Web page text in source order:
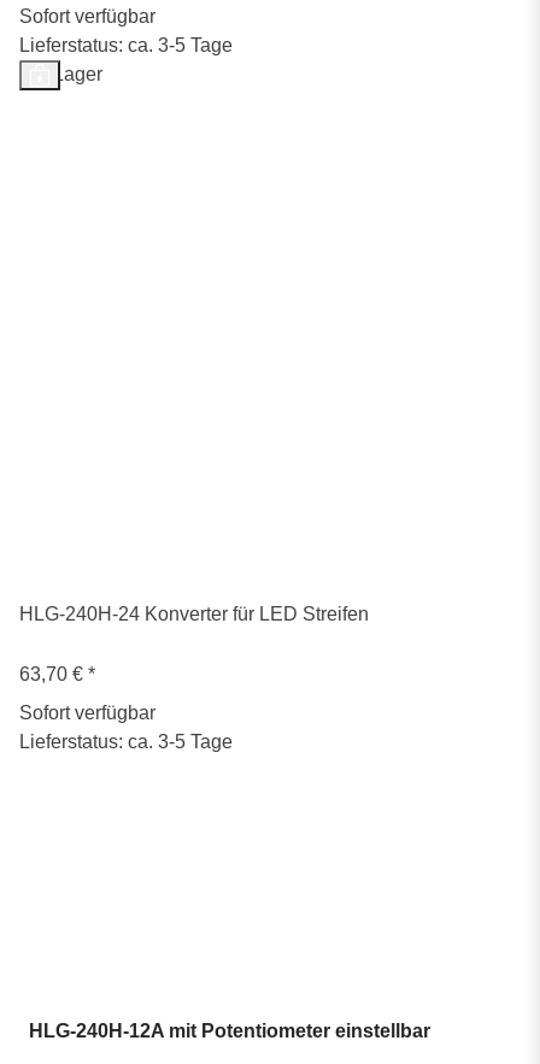
Sofort verfügbar
Lieferstatus: ca. 3-5 Tage
Auf Lager
HLG-240H-24 Konverter für LED Streifen
63,70 € *
Sofort verfügbar
Lieferstatus: ca. 3-5 Tage
HLG-240H-12A mit Potentiometer einstellbar